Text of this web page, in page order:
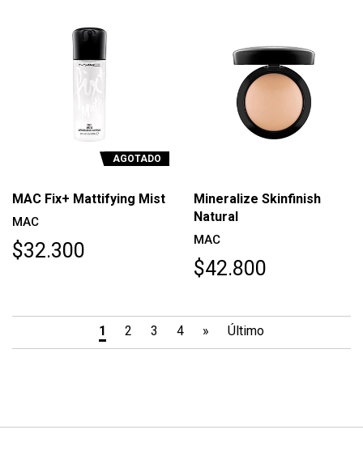
AGOTADO
MAC Fix+ Mattifying Mist
MAC
$32.300
Mineralize Skinfinish
Natural
MAC
$42.800
1 2 3 4 » Último